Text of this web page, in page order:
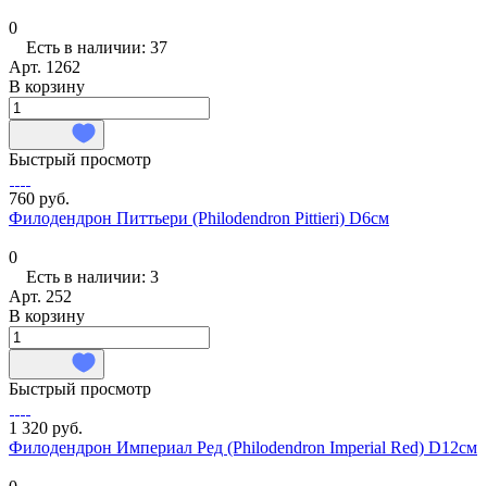
0
Есть в наличии: 37
Арт. 1262
В корзину
Быстрый просмотр
760 руб.
Филодендрон Питтьери (Philodendron Pittieri) D6см
0
Есть в наличии: 3
Арт. 252
В корзину
Быстрый просмотр
1 320 руб.
Филодендрон Империал Ред (Philodendron Imperial Red) D12см